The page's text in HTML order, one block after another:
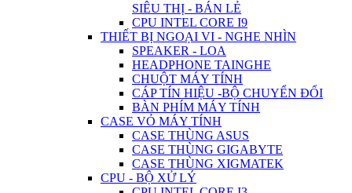
SIÊU THỊ - BÁN LẺ
CPU INTEL CORE I9
THIẾT BỊ NGOẠI VI - NGHE NHÌN
SPEAKER - LOA
HEADPHONE TAINGHE
CHUỘT MÁY TÍNH
CÁP TÍN HIỆU -BỘ CHUYỂN ĐỔI
BÀN PHÍM MÁY TÍNH
CASE VỎ MÁY TÍNH
CASE THÙNG ASUS
CASE THÙNG GIGABYTE
CASE THÙNG XIGMATEK
CPU - BỘ XỬ LÝ